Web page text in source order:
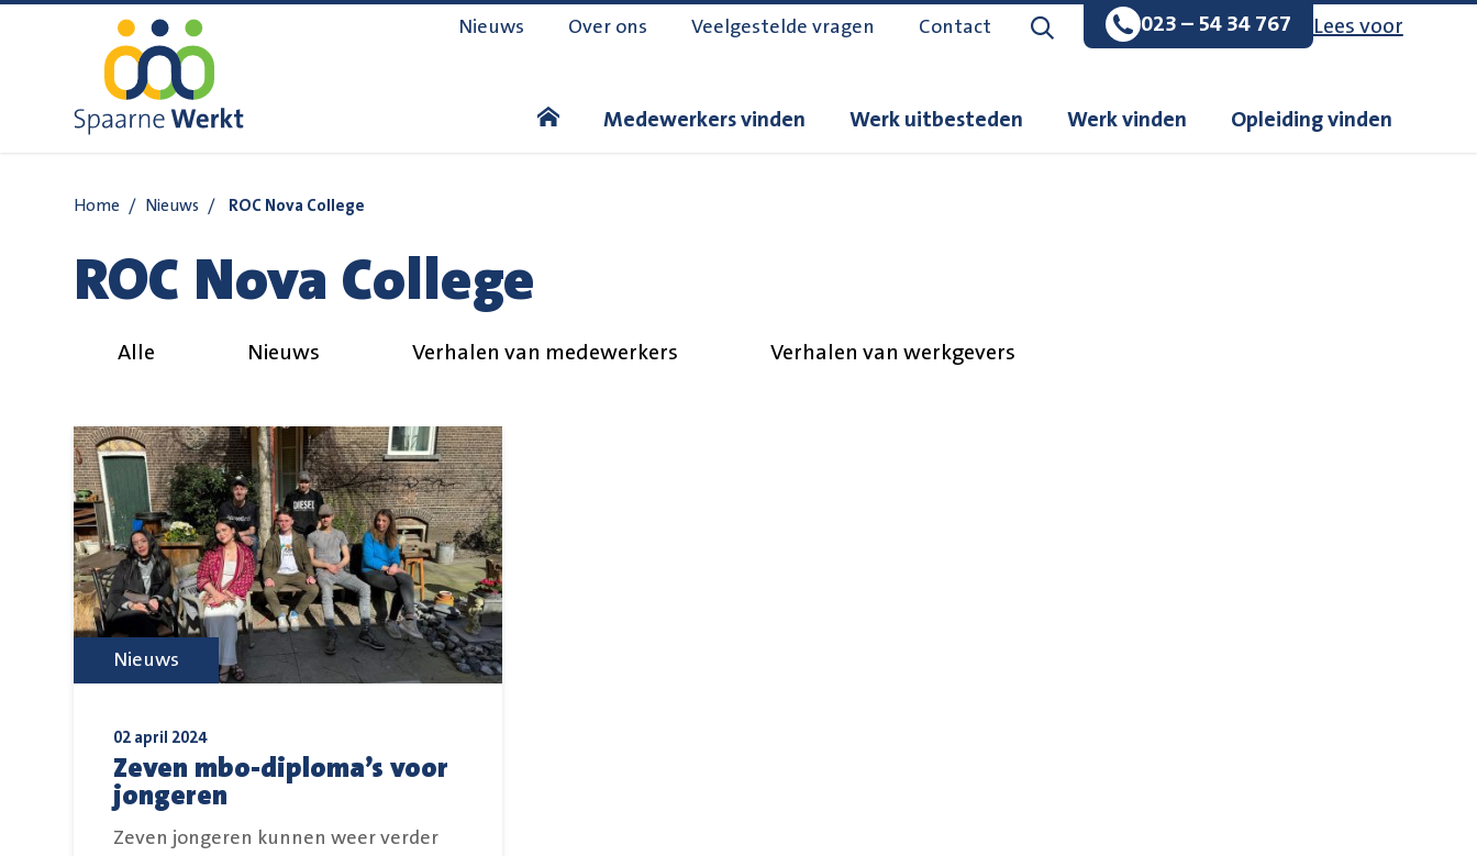
Navigatie overslaan Nieuws Over ons Veelgestelde vragen Contact Zoeken op de website
023 – 54 34 767 Lees voor
Medewerkers vinden Werk uitbesteden Werk vinden Opleiding vinden
Home / Nieuws / ROC Nova College
ROC Nova College
Alle Nieuws Verhalen van medewerkers Verhalen van werkgevers
Zeven mbo-diploma’s voor
jongeren
02 april 2024
Zeven jongeren kunnen weer verder
Nieuws